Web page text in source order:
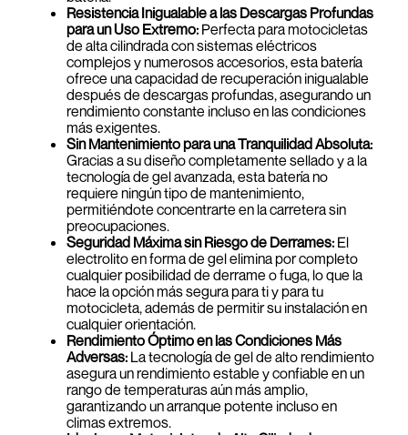
Resistencia Inigualable a las Descargas Profundas
para un Uso Extremo: Perfecta para motocicletas
de alta cilindrada con sistemas eléctricos
complejos y numerosos accesorios, esta batería
ofrece una capacidad de recuperación inigualable
después de descargas profundas, asegurando un
rendimiento constante incluso en las condiciones
más exigentes.
Sin Mantenimiento para una Tranquilidad Absoluta:
Gracias a su diseño completamente sellado y a la
tecnología de gel avanzada, esta batería no
requiere ningún tipo de mantenimiento,
permitiéndote concentrarte en la carretera sin
preocupaciones.
Seguridad Máxima sin Riesgo de Derrames: El
electrolito en forma de gel elimina por completo
cualquier posibilidad de derrame o fuga, lo que la
hace la opción más segura para ti y para tu
motocicleta, además de permitir su instalación en
cualquier orientación.
Rendimiento Óptimo en las Condiciones Más
Adversas: La tecnología de gel de alto rendimiento
asegura un rendimiento estable y confiable en un
rango de temperaturas aún más amplio,
garantizando un arranque potente incluso en
climas extremos.